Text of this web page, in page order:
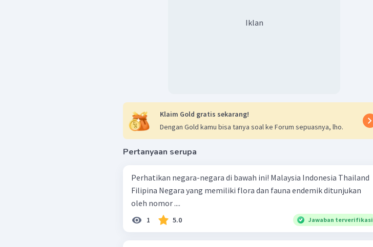
Iklan
Klaim Gold gratis sekarang!
Dengan Gold kamu bisa tanya soal ke Forum sepuasnya, lho.
Pertanyaan serupa
Perhatikan negara-negara di bawah ini! Malaysia Indonesia Thailand
Filipina Negara yang memiliki flora dan fauna endemik ditunjukan
oleh nomor ....
1 5.0 Jawaban terverifikasi